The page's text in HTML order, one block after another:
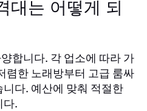
대는 어떻게 되
합니다. 각 업소에 따라 가
렴한 노래방부터 고급 룸싸
다. 예산에 맞춰 적절한
다.